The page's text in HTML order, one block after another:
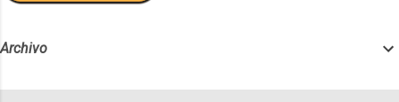
Archivo